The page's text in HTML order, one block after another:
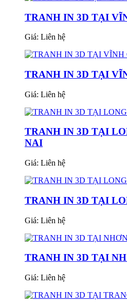
TRANH IN 3D TẠI
Giá: Liên hệ
TRANH IN 3D TẠI
Giá: Liên hệ
TRANH IN 3D TẠI
NAI
Giá: Liên hệ
TRANH IN 3D TẠI
Giá: Liên hệ
TRANH IN 3D TẠI
Giá: Liên hệ